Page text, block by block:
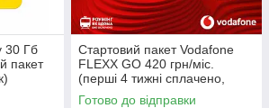
30 Гб
пакет
Стартовий пакет Vodafone
FLEXX GO 420 грн/міс.
(перші 4 тижні сплачено,
безліміт на 30 застосунків)
Готово до відправки